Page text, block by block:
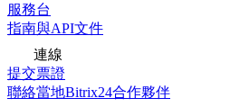
服務台
指南與API文件
連線
提交票證
聯絡當地Bitrix24合作夥伴